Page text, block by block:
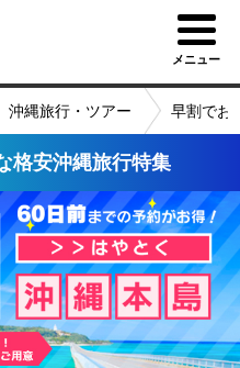
メニュー
沖縄旅行・ツアー 早割でお
格安沖縄旅行特集